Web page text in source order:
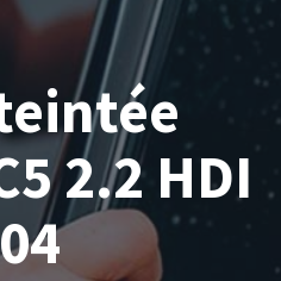
2.2 HDI